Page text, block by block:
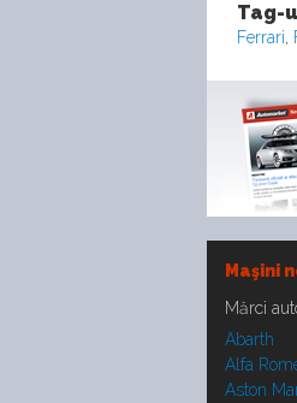
Tag-
Ferrari,
Maşini
Mărci
Abarth
Alfa
Aston